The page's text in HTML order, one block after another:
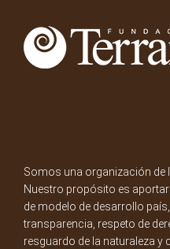
Somos una organización de
Nuestro propósito es
de modelo de desarrollo
transparencia, respeto de
resguardo de la naturaleza y